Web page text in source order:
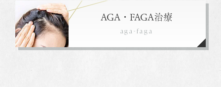
AGA・FAGA治療
aga-faga